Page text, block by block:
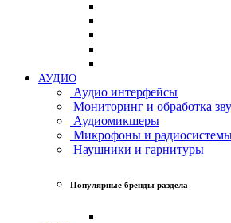
АУДИО
Аудио интерфейсы
Мониторинг и обработка
Аудиомикшеры
Микрофоны и
Наушники и гарнитуры
Популярные бренды раздела